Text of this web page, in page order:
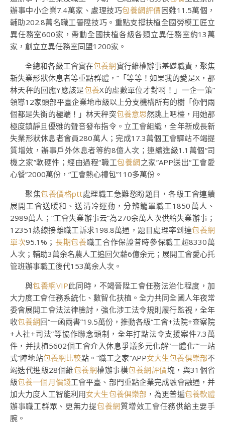
辦事中小企業7.4萬家、處理技巧包養網評價困難11.5萬個，
輔助202.8萬名職工晉陞技巧。重點支撐扶植全國勞模工匠立
異任務室600家，帶動全國扶植各級各類立異任務室約13萬
家，創立立異任務室同盟1200家。
全總和各級工會實在包養網實行維權辦事基礎職責，聚焦
新失業形狀休息者等重點群體，“「等等！如果我的愛是X，那
林天秤的回應Y應該是包養X的虛數單位才對啊！」一企一策”
領導12家頭部平臺企業地市級以上分支機構所有的樹「你們兩
個都是失衡的極端！」林天秤突包養意思然跳上吧檯，用她那
極度鎮靜且優雅的聲音發布指令。立工會組織，全年新成長新
失業形狀休息者會員280萬人；完成17.3萬個工會驛站不竭提
質增效，辦事戶外休息者等約8億人次；連續進級1.1萬個“司
機之家”軟硬件；經由過程“職工包養網之家”APP送出“工會愛
心餐”2000萬份，“工會熱心禮包”110多萬份。
聚焦包養價格ptt處理職工急難愁盼題目，各級工會連續
展開工會送暖和、送清冷運動，分辨籠罩職工1850萬人、
2989萬人；“工會失業辦事云”為270余萬人次供給失業辦事；
12351熱線接離職工訴求198.8萬通，題目處理率到達包養網
單次95.1%； 長期包養職工合作保證昔時參保職工超8330萬
人次；輔助3萬余名農人工追回欠薪6億余元；展開工會愛心托
管班辦事職工後代153萬余人次。
與包養網VIP此同時，不竭晉陞工會任務法治化程度，加
大力度工會任務系統化、數智化扶植。全力共同全國人年夜常
委會展開工會法法律檢討，強化涉工法令規則履行監視，全年
收包養網回“一函兩書”19.5萬份，推動各級“工會+法院+查察院
+人社+司法”等協作聯念頭制，全年打點法令支援案件7.3萬
件，并扶植5602個工會介入休息爭議多元化解“一體化”“一站
式”陣地站包養網比較點。“職工之家”APP女大生包養俱樂部不
竭迭代進級28個維包養網權辦事模包養網評價塊，與31個省
級包養一個月價錢工會平臺、部門重點企業完成融會融通，并
加大力度人工智能利用女大生包養俱樂部 ，為更普遍包養軟體
辦事職工群眾、更無力提包養網質增效工會任務供給主要手
腕。